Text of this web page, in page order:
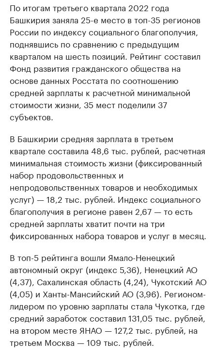
По итогам третьего квартала 2022 года
Башкирия заняла 25-е место в топ-35 регионов
России по индексу социального благополучия,
поднявшись по сравнению с предыдущим
кварталом на шесть позиций. Рейтинг составил
Фонд развития гражданского общества на
основе данных Росстата по соотношению
средней зарплаты к расчетной минимальной
стоимости жизни, 35 мест поделили 37
субъектов.
В Башкирии средняя зарплата в третьем
квартале составила 48,6 тыс. рублей, расчетная
минимальная стоимость жизни (фиксированный
набор продовольственных и
непродовольственных товаров и необходимых
услуг) — 18,2 тыс. рублей. Индекс социального
благополучия в регионе равен 2,67 — то есть
средней зарплаты хватит почти на три
фиксированных набора товаров и услуг в месяц.
В топ-5 рейтинга вошли Ямало-Ненецкий
автономный округ (индекс 5,36), Ненецкий АО
(4,37), Сахалинская область (4,24), Чукотский АО
(4,05) и Ханты-Мансийский АО (3,96). Регионом-
лидером по уровню зарплаты стала Чукотка, где
средний заработок составил 131,05 тыс. рублей,
на втором месте ЯНАО — 127,2 тыс. рублей, на
третьем Москва — 109 тыс. рублей.